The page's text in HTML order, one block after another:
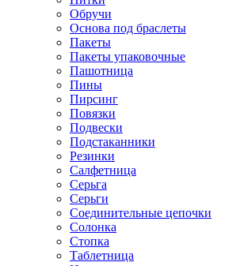
Обручи
Основа под браслеты
Пакеты
Пакеты упаковочные
Пашотница
Пины
Пирсинг
Повязки
Подвески
Подстаканники
Резинки
Салфетница
Серьга
Серьги
Соединительные цепочки
Солонка
Стопка
Таблетница